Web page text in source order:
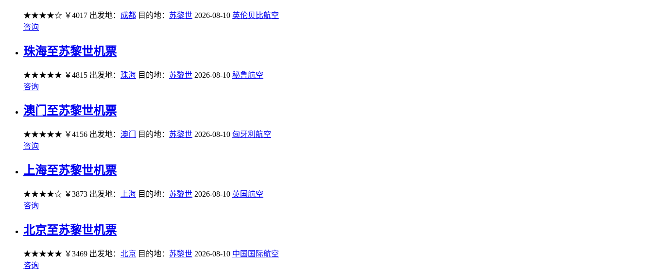
★★★★☆ ￥4017 出发地： 成都 目的地： 苏黎世 2026-08-10 英伦贝比航空
咨询
珠海至苏黎世机票
★★★★★ ￥4815 出发地： 珠海 目的地： 苏黎世 2026-08-10 秘鲁航空
咨询
澳门至苏黎世机票
★★★★★ ￥4156 出发地： 澳门 目的地： 苏黎世 2026-08-10 匈牙利航空
咨询
上海至苏黎世机票
★★★★☆ ￥3873 出发地： 上海 目的地： 苏黎世 2026-08-10 英国航空
咨询
北京至苏黎世机票
★★★★★ ￥3469 出发地： 北京 目的地： 苏黎世 2026-08-10 中国国际航空
咨询